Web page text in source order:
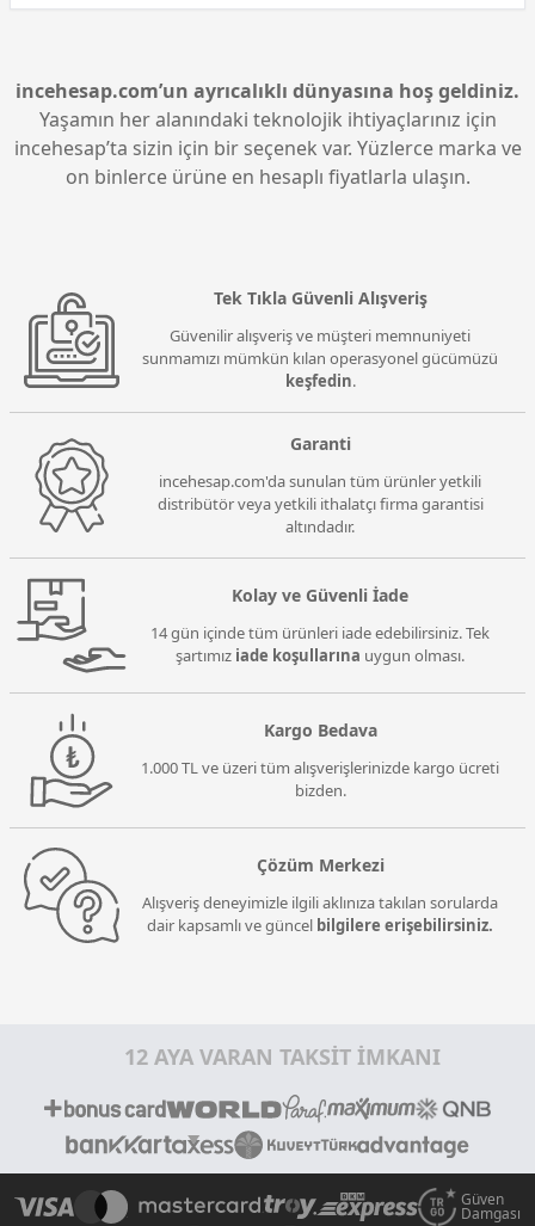
incehesap.com’un ayrıcalıklı dünyasına hoş geldiniz.
Yaşamın her alanındaki teknolojik ihtiyaçlarınız için
incehesap’ta sizin için bir seçenek var. Yüzlerce marka ve
on binlerce ürüne en hesaplı fiyatlarla ulaşın.
Tek Tıkla Güvenli Alışveriş
Güvenilir alışveriş ve müşteri memnuniyeti
sunmamızı mümkün kılan operasyonel gücümüzü
keşfedin.
Garanti
incehesap.com'da sunulan tüm ürünler yetkili
distribütör veya yetkili ithalatçı firma garantisi
altındadır.
Kolay ve Güvenli İade
14 gün içinde tüm ürünleri iade edebilirsiniz. Tek
şartımız iade koşullarına uygun olması.
Kargo Bedava
1.000 TL ve üzeri tüm alışverişlerinizde kargo ücreti
bizden.
Çözüm Merkezi
Alışveriş deneyimizle ilgili aklınıza takılan sorularda
dair kapsamlı ve güncel bilgilere erişebilirsiniz.
12 AYA VARAN TAKSİT İMKANI
Güven
Damgası